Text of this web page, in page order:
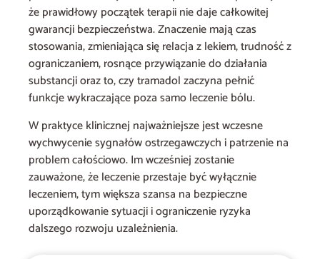
że prawidłowy początek terapii nie daje całkowitej
gwarancji bezpieczeństwa. Znaczenie mają czas
stosowania, zmieniająca się relacja z lekiem, trudność z
ograniczaniem, rosnące przywiązanie do działania
substancji oraz to, czy tramadol zaczyna pełnić
funkcje wykraczające poza samo leczenie bólu.
W praktyce klinicznej najważniejsze jest wczesne
wychwycenie sygnałów ostrzegawczych i patrzenie na
problem całościowo. Im wcześniej zostanie
zauważone, że leczenie przestaje być wyłącznie
leczeniem, tym większa szansa na bezpieczne
uporządkowanie sytuacji i ograniczenie ryzyka
dalszego rozwoju uzależnienia.